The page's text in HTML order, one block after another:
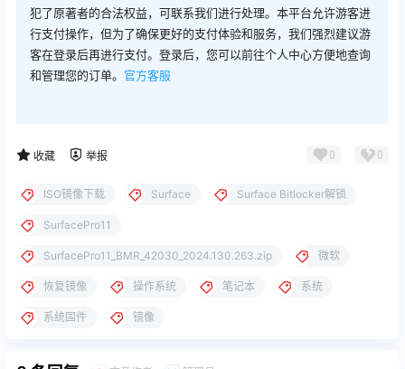
犯了原著者的合法权益，可联系我们进行处理。本平台允许游客进
行支付操作，但为了确保更好的支付体验和服务，我们强烈建议游
客在登录后再进行支付。登录后，您可以前往个人中心方便地查询
和管理您的订单。 官方客服
收藏 举报 0 0
ISO镜像下载 Surface Surface Bitlocker解锁
SurfacePro11
SurfacePro11_BMR_42030_2024.130.263.zip 微软
恢复镜像 操作系统 笔记本 系统
系统固件 镜像